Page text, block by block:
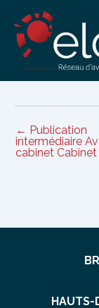
contenu
Avocats
15684 –
Navigation
des
← Publication
intermédiaire
cabinet
HAUTS-